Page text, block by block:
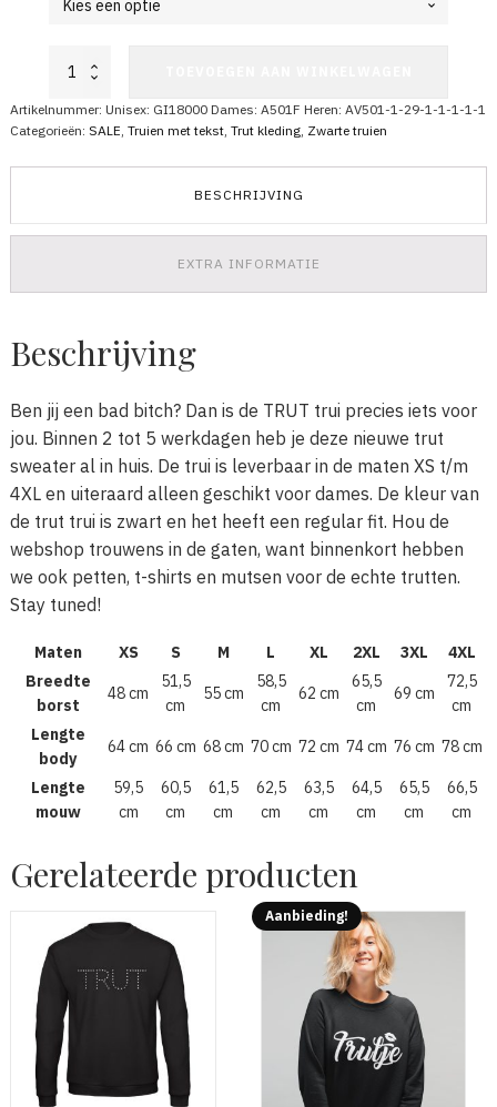
Trut
aantal
Artikelnummer: Unisex: GI18000 Dames: A501F Heren: AV501-1-29-1-1-1-1-1
Categorieën: SALE Truien met tekst, Trut kleding, Zwarte truien
BESCHRIJVING
EXTRA INFORMATIE
Beschrijving
Ben jij een bad bitch? Dan is de TRUT trui precies iets voor
jou. Binnen 2 tot 5 werkdagen heb je deze nieuwe trut
sweater al in huis. De trui is leverbaar in de maten XS t/m
4XL en uiteraard alleen geschikt voor dames. De kleur van
de trut trui is zwart en het heeft een regular fit. Hou de
webshop trouwens in de gaten, want binnenkort hebben
we ook petten, t-shirts en mutsen voor de echte trutten.
Stay tuned!
Maten XS S M L XL 2XL 3XL
4XL
Breedte
borst
48 cm
51,5
cm
55 cm
58,5
cm
62 cm
65,5
cm
69 cm
72,5
cm
Lengte
body
64 cm 66 cm 68 cm 70 cm 72 cm 74 cm 76 cm 78 cm
Lengte
mouw
59,5
cm
60,5
cm
61,5
cm
62,5
cm
63,5
cm
64,5
cm
65,5
cm
66,5
cm
Gerelateerde producten
Aanbieding!